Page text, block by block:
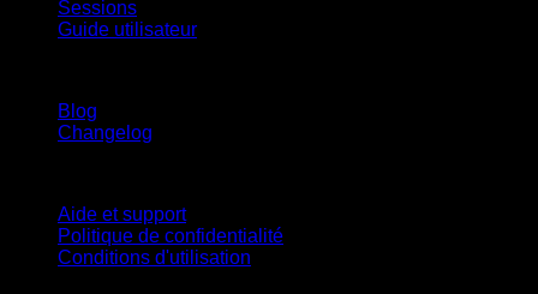
Sessions
Guide utilisateur
Blog
Changelog
Aide et support
Politique de confidentialité
Conditions d'utilisation